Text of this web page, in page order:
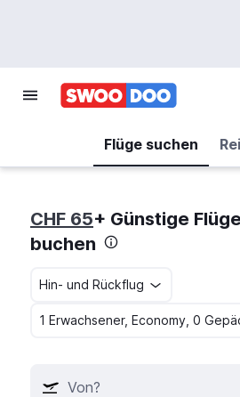
Flüge suchen
CHF 65+ Günstige
buchen
Hin- und Rückflug
1 Erwachsener, Economy, 0
Von?